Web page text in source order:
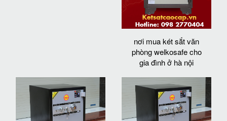
nơi mua két sắt văn
phòng welkosafe cho
gia đình ở hà nội